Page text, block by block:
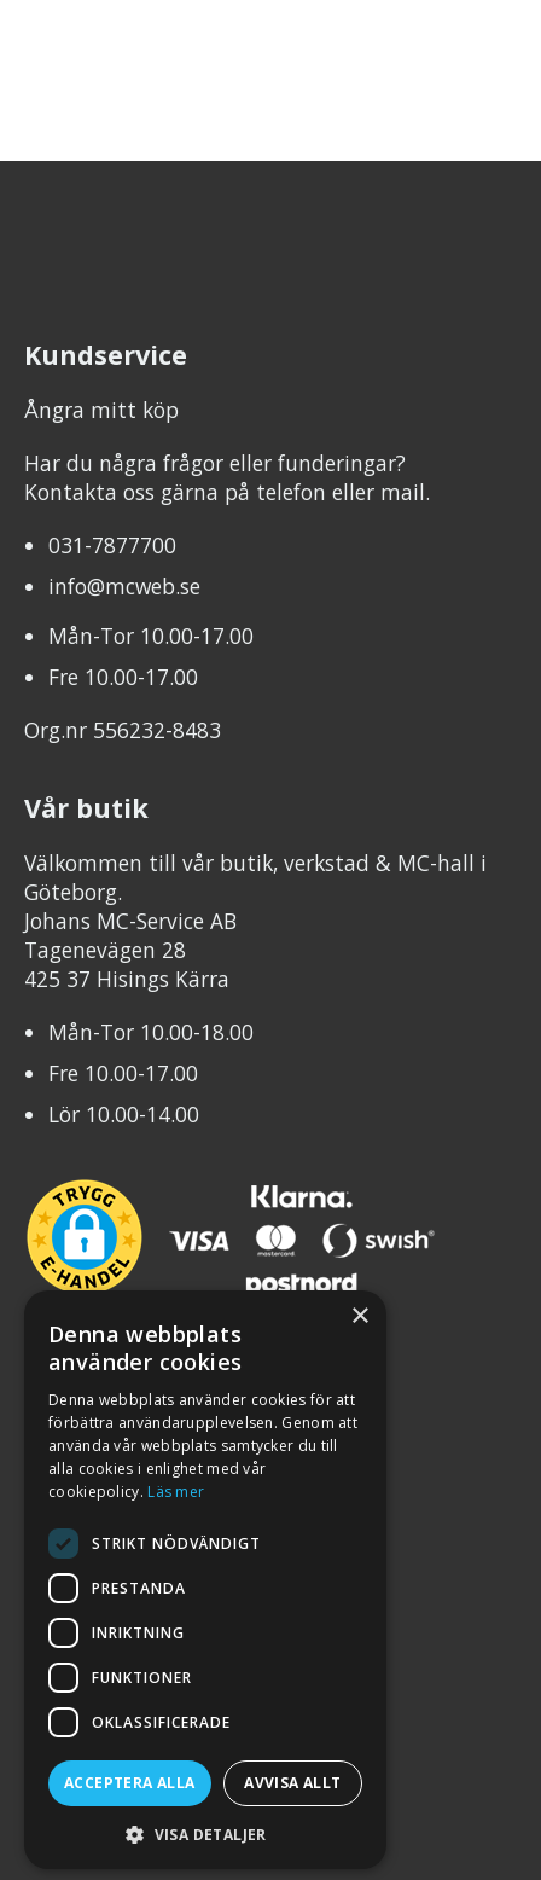
Kundservice
Ångra mitt köp
Har du några frågor eller funderingar?
Kontakta oss gärna på telefon eller mail.
031-7877700
info@mcweb.se
Mån-Tor 10.00-17.00
Fre 10.00-17.00
Org.nr 556232-8483
Vår butik
Välkommen till vår butik, verkstad & MC-hall i
Göteborg.
Johans MC-Service AB
Tagenevägen 28
425 37 Hisings Kärra
Mån-Tor 10.00-18.00
Fre 10.00-17.00
Lör 10.00-14.00
2026. ALL RIGHTS RESERVED.
POWERED BY EMPORI CMS
×
Denna webbplats
använder cookies
Denna webbplats använder cookies för att
förbättra användarupplevelsen. Genom att
använda vår webbplats samtycker du till
alla cookies i enlighet med vår
cookiepolicy. Läs mer
STRIKT NÖDVÄNDIGT
PRESTANDA
INRIKTNING
FUNKTIONER
OKLASSIFICERADE
ACCEPTERA ALLA AVVISA ALLT
VISA DETALJER